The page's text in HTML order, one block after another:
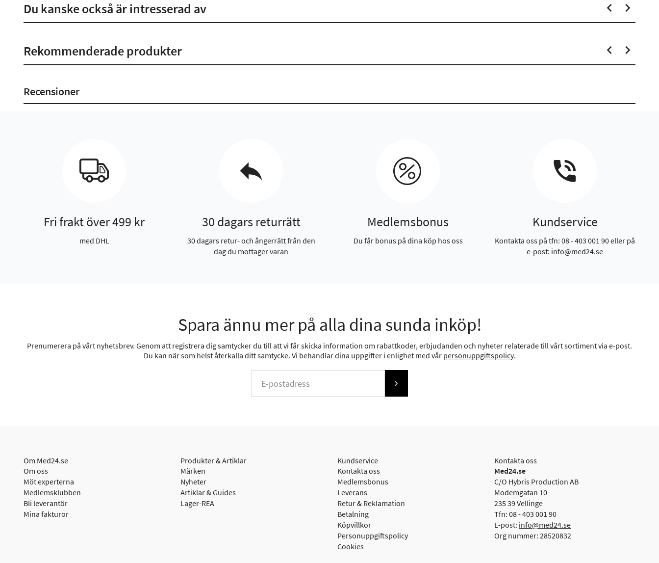
Du kanske också är intresserad av
Rekommenderade produkter
Recensioner
Fri frakt över 499 kr
med DHL
30 dagars returrätt
30 dagars retur- och ångerrätt från den
dag du mottager varan
Medlemsbonus
Du får bonus på dina köp hos oss
Kundservice
Kontakta oss på tfn: 08 - 403 001 90 eller på
e-post: info@med24.se
Spara ännu mer på alla dina sunda inköp!
Prenumerera på vårt nyhetsbrev. Genom att registrera dig samtycker du till att vi får skicka information om rabattkoder, erbjudanden och nyheter relaterade till vårt sortiment via e-post.
Du kan när som helst återkalla ditt samtycke. Vi behandlar dina uppgifter i enlighet med vår personuppgiftspolicy.
Om Med24.se
Om oss
Möt experterna
Medlemsklubben
Bli leverantör
Mina fakturor
Produkter & Artiklar
Märken
Nyheter
Artiklar & Guides
Lager-REA
Kundservice
Kontakta oss
Medlemsbonus
Leverans
Retur & Reklamation
Betalning
Köpvillkor
Personuppgiftspolicy
Cookies
Kontakta oss
Med24.se
C/O Hybris Production AB
Modemgatan 10
235 39 Vellinge
Tfn: 08 - 403 001 90
E-post: info@med24.se
Org nummer: 28520832